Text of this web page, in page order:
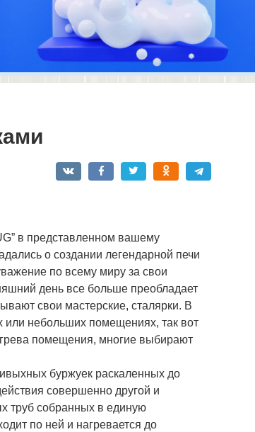
в представленном вашему
о создании легендарной печи
по всему миру за свои
день все больше преобладает
свои мастерские, сталярки. В
или небольших помещениях, так вот
помещения, многие выбирают
буржуек раскаленных до
совершенно другой и
труб собранных в единую
по ней и нагревается до